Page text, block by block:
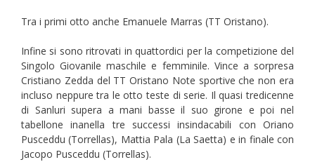
Tra i primi otto anche Emanuele Marras (TT Oristano).
Infine si sono ritrovati in quattordici per la competizione del
Singolo Giovanile maschile e femminile. Vince a sorpresa
Cristiano Zedda del TT Oristano Note sportive che non era
incluso neppure tra le otto teste di serie. Il quasi tredicenne
di Sanluri supera a mani basse il suo girone e poi nel
tabellone inanella tre successi insindacabili con Oriano
Pusceddu (Torrellas), Mattia Pala (La Saetta) e in finale con
Jacopo Pusceddu (Torrellas).